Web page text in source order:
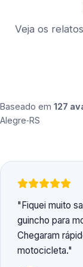
Veja os
Baseado em 127
Alegre‑RS
Fiquei muito
guincho para
Chegaram
motocicleta.